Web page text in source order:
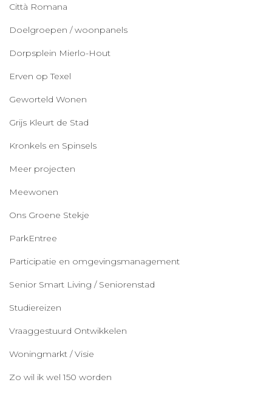
Città Romana
Doelgroepen / woonpanels
Dorpsplein Mierlo-Hout
Erven op Texel
Geworteld Wonen
Grijs Kleurt de Stad
Kronkels en Spinsels
Meer projecten
Meewonen
Ons Groene Stekje
ParkEntree
Participatie en omgevingsmanagement
Senior Smart Living / Seniorenstad
Studiereizen
Vraaggestuurd Ontwikkelen
Woningmarkt / Visie
Zo wil ik wel 150 worden